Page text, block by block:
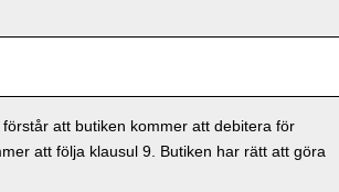
att butiken kommer att debitera för
att följa klausul 9. Butiken har rätt att göra